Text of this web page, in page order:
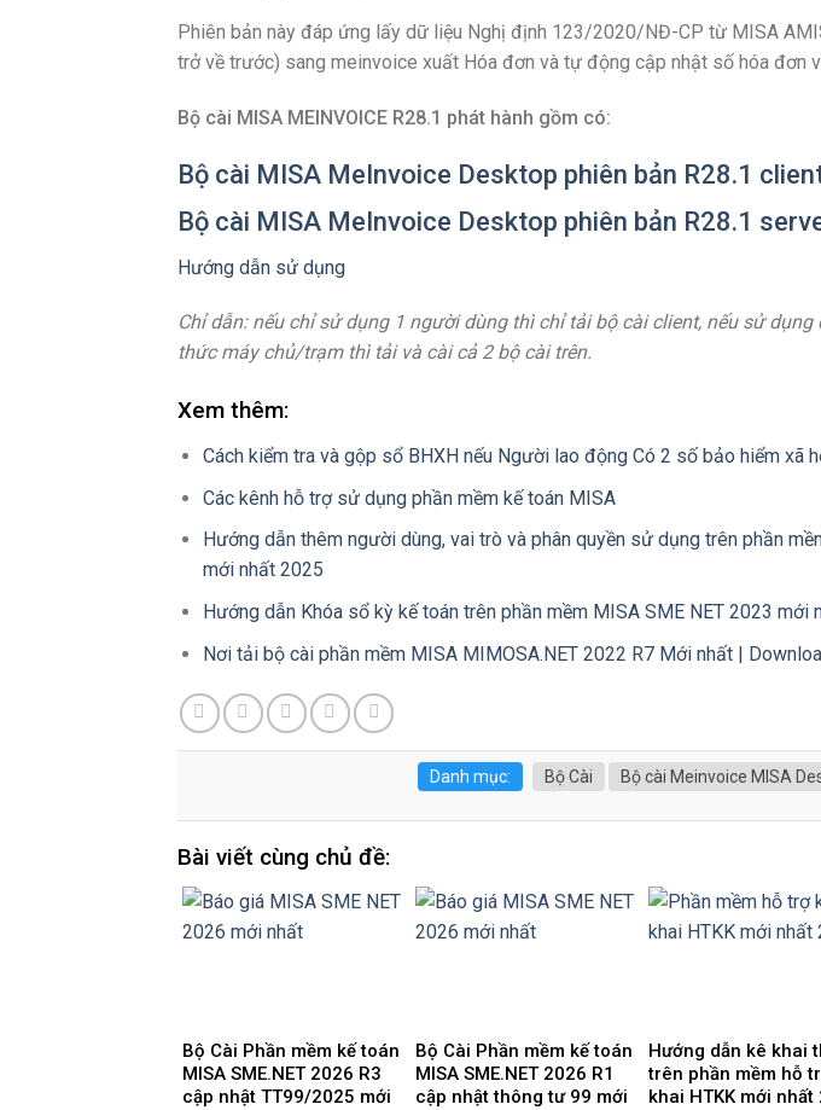
Phiên bản này đáp ứng lấy dữ liệu Nghị định 123/2020/NĐ-CP từ MISA
trở về trước) sang meinvoice xuất Hóa đơn và tự động cập nhật số hóa đơn
Bộ cài MISA MEINVOICE R28.1 phát hành gồm có:
Bộ cài MISA MeInvoice Desktop phiên bản R28.1
Bộ cài MISA MeInvoice Desktop phiên bản R28.1
Hướng dẫn sử dụng
Chỉ dẫn: nếu chỉ sử dụng 1 người dùng thì chỉ tải bộ cài client, nếu sử
thức máy chủ/trạm thì tải và cài cả 2 bộ cài trên.
Xem thêm:
Cách kiểm tra và gộp sổ BHXH nếu Người lao động Có 2 số bảo hiểm xã
Các kênh hỗ trợ sử dụng phần mềm kế toán MISA
Hướng dẫn thêm người dùng, vai trò và phân quyền sử dụng trên phần
mới nhất 2025
Hướng dẫn Khóa sổ kỳ kế toán trên phần mềm MISA SME NET 2023 mới
Nơi tải bộ cài phần mềm MISA MIMOSA.NET 2022 R7 Mới nhất |
Danh mục: Bộ Cài Bộ cài Meinvoice MISA
Bài viết cùng chủ đề:
Bộ Cài Phần mềm kế toán
MISA SME.NET 2026 R3
cập nhật TT99/2025 mới
Bộ Cài Phần mềm kế toán
MISA SME.NET 2026 R1
cập nhật thông tư 99 mới
Hướng dẫn kê khai
trên phần mềm hỗ
khai HTKK mới nhất